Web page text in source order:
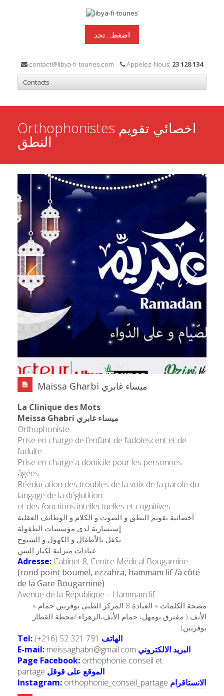
اضغط...تجد
contact@libya-fi-tounes.com Appelez-Nous: 23 128 134
Orthophonistes اخصائي تقويم
النطق
Maissa Gharbi ميساء غابري
La Clinique des Mots
Meissa Ghabri ميساء غابري
Orthophoniste
Prise en charge de l’enfant de l’adolescent et de
l’adulte
Prise en charge a domicile pour les personnes
âgées.
Rééducation des troubles de la voix de la parole du
langage de la déglutition
et des fonctions intellectuelles et cognitives.
أخصائية تقويم النطق و الصوت و الكلام و الوظائف العقلية
إستشارية لدى مؤسسات الطفولة
تكفل بالأطفال و الكهول و الشيوخ
عيادات منزلية لكبار السن
Adresse: Cabinet 8, Centre Médical Bougarnine
(rond point boumel, ezzahra, hammam lif /à côté
de la Gare Bougarnine)
Avenue de la République – Hammam lif
« مصحة الكلمات » العيادة 8 المركز الطبي بوڨرنين حمام
الأنف ( مفترق بومهل، حمام الأنف،الزهراء /محطة القطار
بوڨرنين)
Tel: (+216) 52 321 791 الهاتف
E-mail: meissaghabri@gmail.com البريد الالكتروني
Page Facebook: orthophonie conseil et
partage الموقع على قوقل
Instagram: orthophonie_conseil_partage الانستاقرام